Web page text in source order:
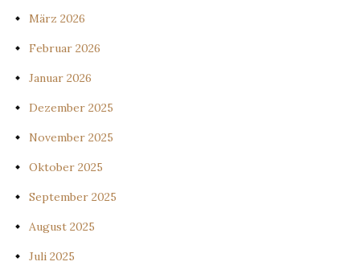
März 2026
Februar 2026
Januar 2026
Dezember 2025
November 2025
Oktober 2025
September 2025
August 2025
Juli 2025